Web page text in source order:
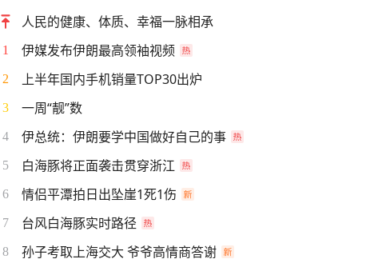
人民的健康、体质、幸福一脉相承
1 伊媒发布伊朗最高领袖视频
2 上半年国内手机销量TOP30出炉
3 一周“靓”数
4 伊总统：伊朗要学中国做好自己的事
5 白海豚将正面袭击贯穿浙江
6 情侣平潭拍日出坠崖1死1伤
7 台风白海豚实时路径
8 孙子考取上海交大 爷爷高情商答谢